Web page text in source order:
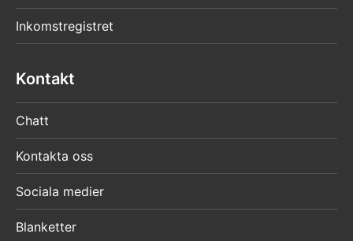
Inkomstregistret
Kontakt
Chatt
Kontakta oss
Sociala medier
Blanketter